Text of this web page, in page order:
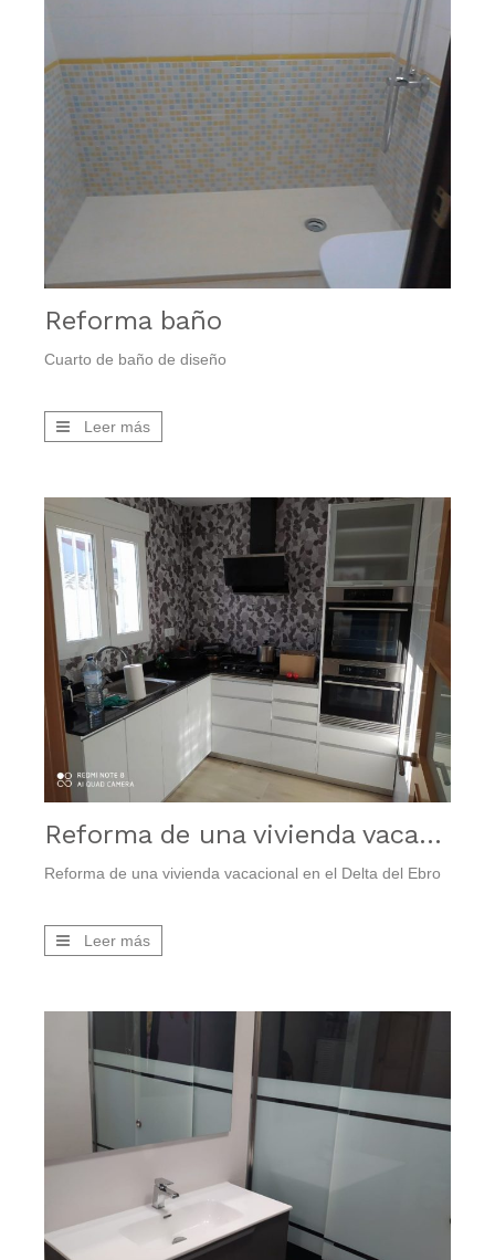
Reforma baño
Cuarto de baño de diseño
Leer más
Reforma de una vivienda vacacional en el Delta del Ebro
Reforma de una vivienda vacacional en el Delta del Ebro
Leer más